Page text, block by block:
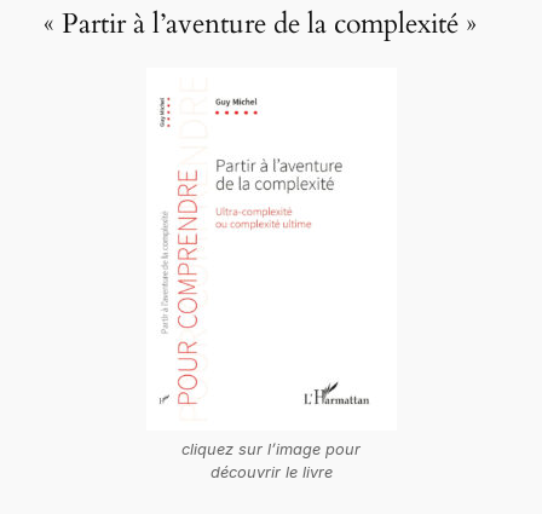
« Partir à l’aventure de la complexité »
cliquez sur l’image pour
découvrir le livre